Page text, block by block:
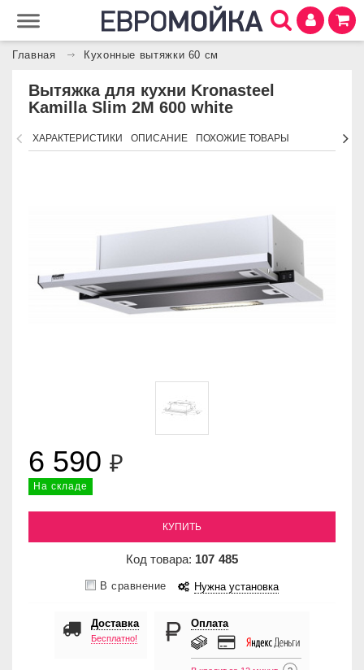
Главная Кухонные вытяжки 60 см
Вытяжка для кухни Kronasteel
Kamilla Slim 2M 600 white
ХАРАКТЕРИСТИКИ ОПИСАНИЕ ПОХОЖИЕ ТОВАРЫ
6 590 ₽
На складе
КУПИТЬ
Код товара: 107 485
В сравнение Нужна установка
Доставка
Бесплатно!
Оплата